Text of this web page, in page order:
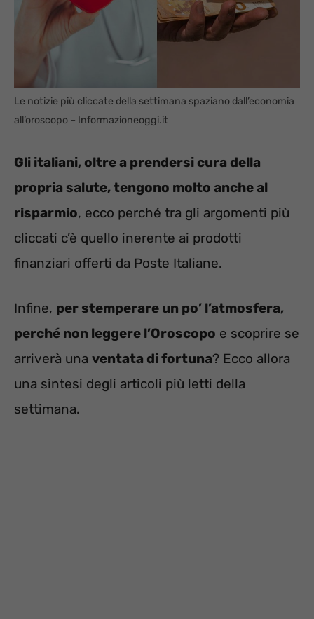
Le notizie più cliccate della settimana spaziano dall’economia
all’oroscopo – Informazioneoggi.it
Gli italiani, oltre a prendersi cura della
propria salute, tengono molto anche al
risparmio, ecco perché tra gli argomenti più
cliccati c’è quello inerente ai prodotti
finanziari offerti da Poste Italiane.
Infine, per stemperare un po’ l’atmosfera,
perché non leggere l’Oroscopo e scoprire se
arriverà una ventata di fortuna? Ecco allora
una sintesi degli articoli più letti della
settimana.